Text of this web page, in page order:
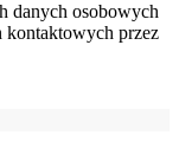
danych osobowych
kontaktowych przez